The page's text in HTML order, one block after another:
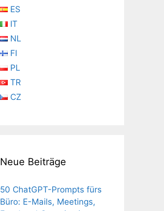
ES
IT
NL
FI
PL
TR
CZ
Neue Beiträge
50 ChatGPT-Prompts fürs
Büro: E-Mails, Meetings,